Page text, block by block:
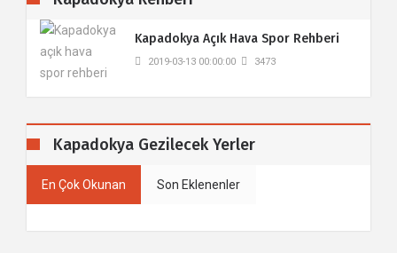
​Kapadokya Açık Hava Spor Rehberi
2019-03-13 00:00:00 3473
Kapadokya Gezilecek Yerler
En Çok Okunan Son Eklenenler